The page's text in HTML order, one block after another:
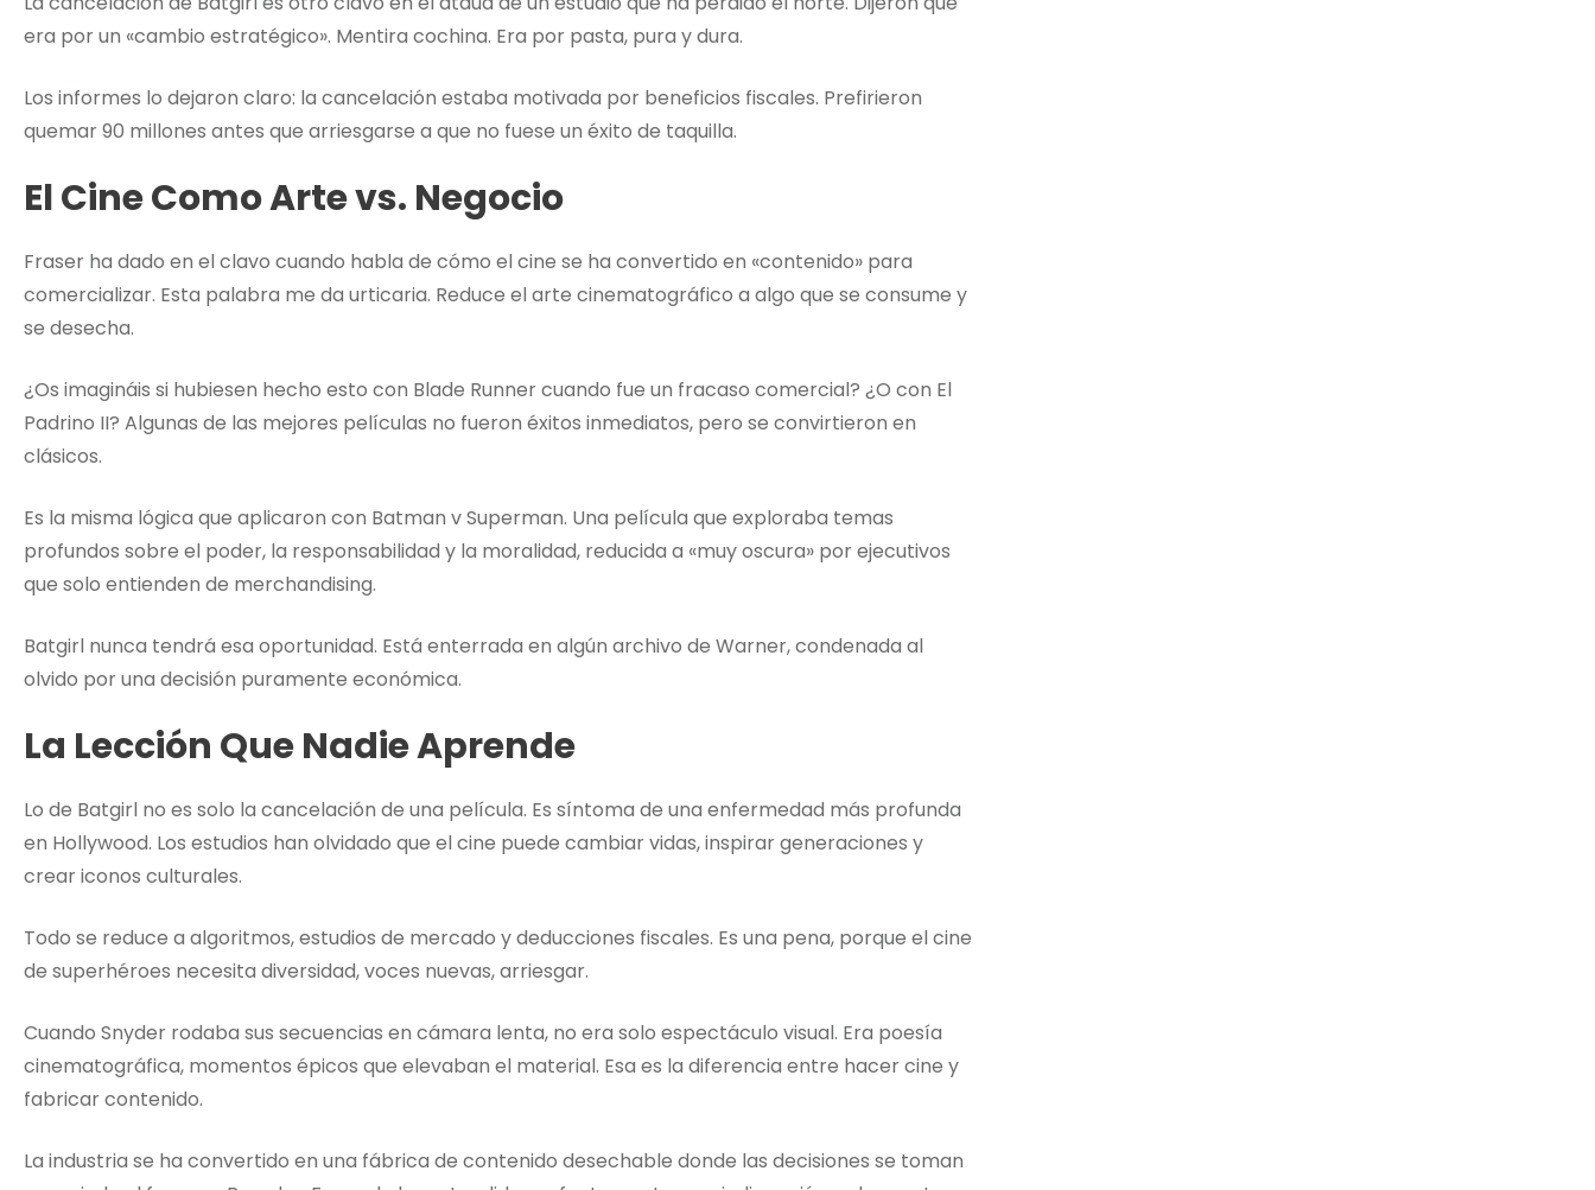
era por un «cambio estratégico». Mentira cochina. Era por pasta, pura y dura.
Los informes lo dejaron claro: la cancelación estaba motivada por beneficios fiscales. Prefirieron
quemar 90 millones antes que arriesgarse a que no fuese un éxito de taquilla.
El Cine Como Arte vs. Negocio
Fraser ha dado en el clavo cuando habla de cómo el cine se ha convertido en «contenido» para
comercializar. Esta palabra me da urticaria. Reduce el arte cinematográfico a algo que se consume y
se desecha.
¿Os imagináis si hubiesen hecho esto con Blade Runner cuando fue un fracaso comercial? ¿O con El
Padrino II? Algunas de las mejores películas no fueron éxitos inmediatos, pero se convirtieron en
clásicos.
Es la misma lógica que aplicaron con Batman v Superman. Una película que exploraba temas
profundos sobre el poder, la responsabilidad y la moralidad, reducida a «muy oscura» por ejecutivos
que solo entienden de merchandising.
Batgirl nunca tendrá esa oportunidad. Está enterrada en algún archivo de Warner, condenada al
olvido por una decisión puramente económica.
La Lección Que Nadie Aprende
Lo de Batgirl no es solo la cancelación de una película. Es síntoma de una enfermedad más profunda
en Hollywood. Los estudios han olvidado que el cine puede cambiar vidas, inspirar generaciones y
crear iconos culturales.
Todo se reduce a algoritmos, estudios de mercado y deducciones fiscales. Es una pena, porque el cine
de superhéroes necesita diversidad, voces nuevas, arriesgar.
Cuando Snyder rodaba sus secuencias en cámara lenta, no era solo espectáculo visual. Era poesía
cinematográfica, momentos épicos que elevaban el material. Esa es la diferencia entre hacer cine y
fabricar contenido.
La industria se ha convertido en una fábrica de contenido desechable donde las decisiones se toman